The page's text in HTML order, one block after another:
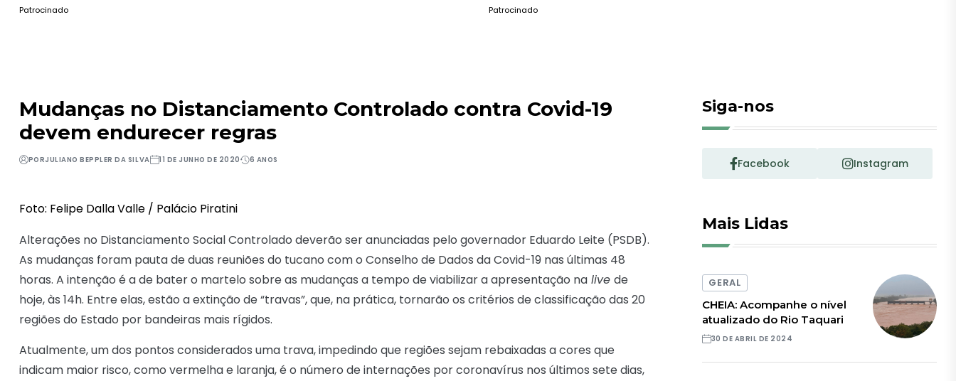
Patrocinado Patrocinado
Mudanças no Distanciamento Controlado contra Covid-19
devem endurecer regras
PORJULIANO BEPPLER DA SILVA 11 DE JUNHO DE 2020 6 ANOS
Foto: Felipe Dalla Valle / Palácio Piratini
Alterações no Distanciamento Social Controlado deverão ser anunciadas pelo governador Eduardo Leite (PSDB).
As mudanças foram pauta de duas reuniões do tucano com o Conselho de Dados da Covid-19 nas últimas 48
horas. A intenção é a de bater o martelo sobre as mudanças a tempo de viabilizar a apresentação na live de
hoje, às 14h. Entre elas, estão a extinção de “travas”, que, na prática, tornarão os critérios de classificação das 20
regiões do Estado por bandeiras mais rígidos.
Atualmente, um dos pontos considerados uma trava, impedindo que regiões sejam rebaixadas a cores que
indicam maior risco, como vermelha e laranja, é o número de internações por coronavírus nos últimos sete dias,
Siga-nos
Facebook Instagram
Mais Lidas
GERAL
CHEIA: Acompanhe o nível
atualizado do Rio Taquari
30 DE ABRIL DE 2024